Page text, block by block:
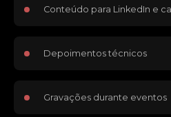
Conteúdo para LinkedIn e
Depoimentos técnicos
Gravações durante eventos